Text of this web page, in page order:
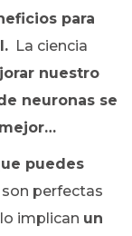
para
La ciencia
nuestro
neuronas se
puedes
perfectas
implican un